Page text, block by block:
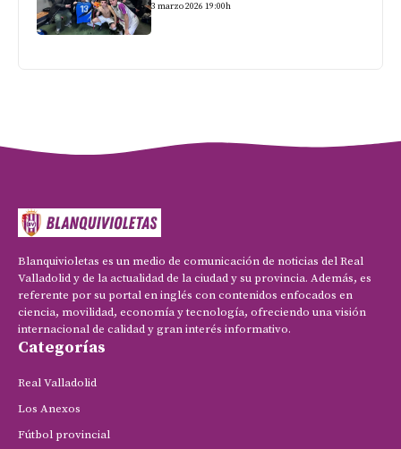
3 marzo 2026 19:00h
Blanquivioletas es un medio de comunicación de noticias del Real
Valladolid y de la actualidad de la ciudad y su provincia. Además, es
referente por su portal en inglés con contenidos enfocados en
ciencia, movilidad, economía y tecnología, ofreciendo una visión
internacional de calidad y gran interés informativo.
Categorías
Real Valladolid
Los Anexos
Fútbol provincial